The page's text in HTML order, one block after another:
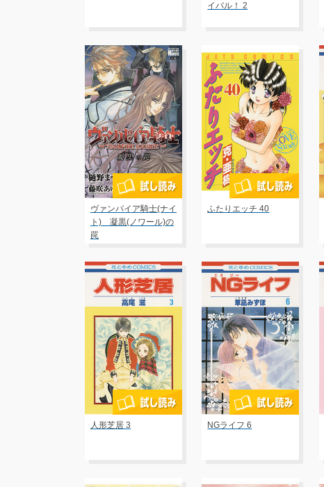
イバル！ 2
ヴァンパイア騎士(ナイ
ト) 凝黒(ノワール)の
罠
ふたりエッチ 40
人形芝居 3 NGライフ 6